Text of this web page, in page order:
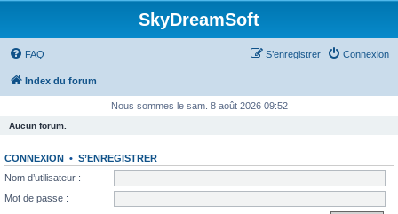
SkyDreamSoft
FAQ Connexion
S’enregistrer
Index du forum
Nous sommes le sam. 8 août 2026 09:52
Aucun forum.
CONNEXION • S’ENREGISTRER
Nom d’utilisateur :
Mot de passe :